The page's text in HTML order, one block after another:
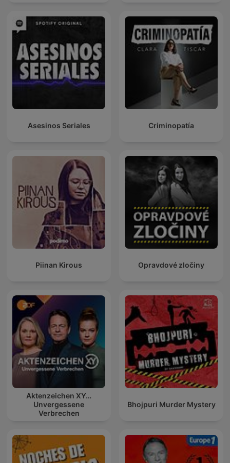
Asesinos Seriales Criminopatía
Piinan Kirous Opravdové zločiny
Aktenzeichen XY…
Unvergessene
Verbrechen
Bhojpuri Murder Mystery